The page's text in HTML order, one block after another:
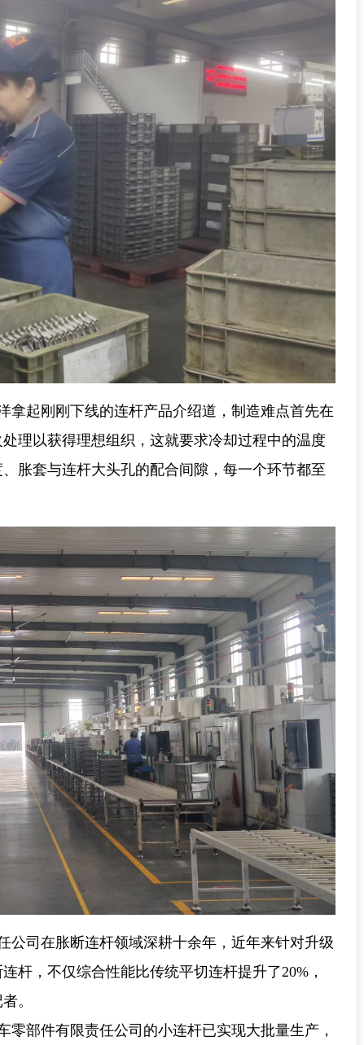
拿起刚刚下线的连杆产品介绍道，制造难点首先在
理以获得理想组织，这就要求冷却过程中的温度
胀套与连杆大头孔的配合间隙，每一个环节都至
公司在胀断连杆领域深耕十余年，近年来针对升级
杆，不仅综合性能比传统平切连杆提升了20%，
。
部件有限责任公司的小连杆已实现大批量生产，